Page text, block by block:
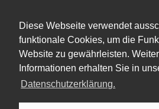
Diese Webseite verwendet
funktionale Cookies, um die
Website zu gewährleisten.
Informationen erhalten Sie in
Datenschutzerklärung.